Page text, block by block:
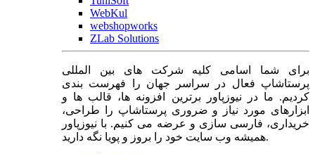
WebKul
webshopworks
ZLab Solutions
برای شما اسامی کلیه شرکت های بین المللی
پرستاشاپ فعال در سراسر جهان را فهرست بندی
کردیم. ما در نیوزپاور برترین افزونه ها، قالب ها و
ابزارهای مورد نیاز و ضروری پرستاشاپ را طراحی،
خریداری، فارسی سازی و عرضه می کنیم. با نیوزپاور
همیشه وب سایت خود را بروز و پویا نگه دارید.